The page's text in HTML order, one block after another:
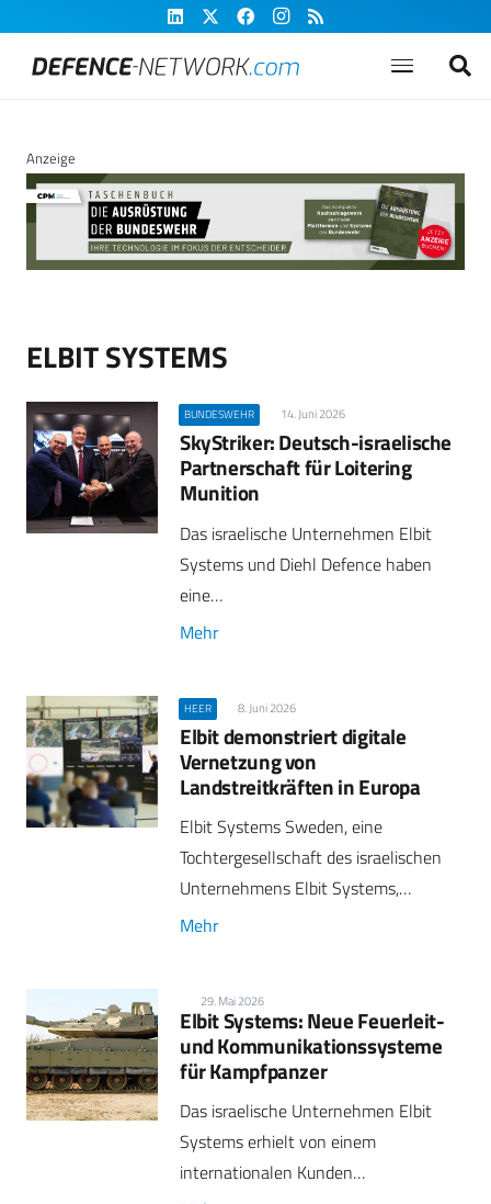
Anzeige
ELBIT SYSTEMS
BUNDESWEHR 14. Juni 2026
SkyStriker: Deutsch-israelische
Partnerschaft für Loitering
Munition
Das israelische Unternehmen Elbit
Systems und Diehl Defence haben
eine…
Mehr
HEER 8. Juni 2026
Elbit demonstriert digitale
Vernetzung von
Landstreitkräften in Europa
Elbit Systems Sweden, eine
Tochtergesellschaft des israelischen
Unternehmens Elbit Systems,…
Mehr
29. Mai 2026
Elbit Systems: Neue Feuerleit-
und Kommunikationssysteme
für Kampfpanzer
Das israelische Unternehmen Elbit
Systems erhielt von einem
internationalen Kunden…